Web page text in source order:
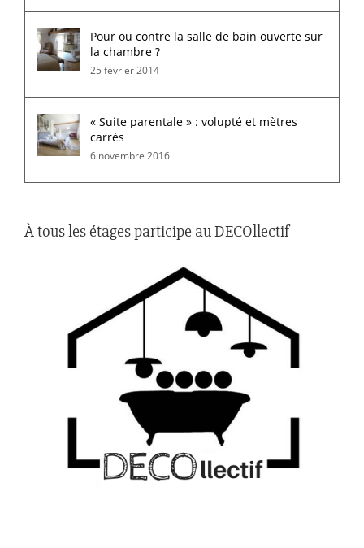
Pour ou contre la salle de bain ouverte sur
la chambre ?
25 février 2014
« Suite parentale » : volupté et mètres
carrés
6 novembre 2016
À tous les étages participe au DECOllectif